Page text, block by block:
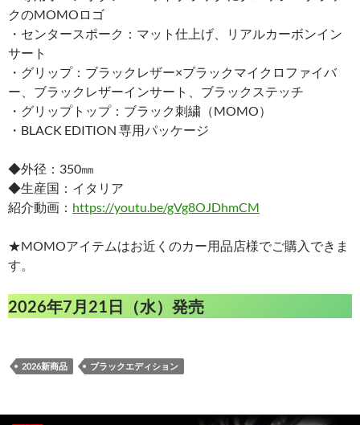
クのMOMOロゴ
・センタースポーク：マット仕上げ、リアルカーボンイン
サート
・グリップ：ブラックレザー×ブラックマイクロファイバ
ー、ブラックレザーインサート、ブラックステッチ
・グリップトップ：ブラック刺繍（MOMO）
・BLACK EDITION 専用パッケージ
◆外径：350㎜
◆生産国：イタリア
紹介動画： https://youtu.be/gVg8OJDhmCM
★MOMOアイテムはお近くのカー用品店様でご購入できま
す。
2026年7月21日（水）発売
2026新商品 ブラックエディション